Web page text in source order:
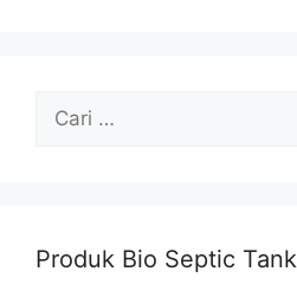
untuk:
Produk Bio Septic Tank